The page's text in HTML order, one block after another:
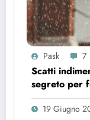
Pask 7
Scatti
segreto per
19 Giugno